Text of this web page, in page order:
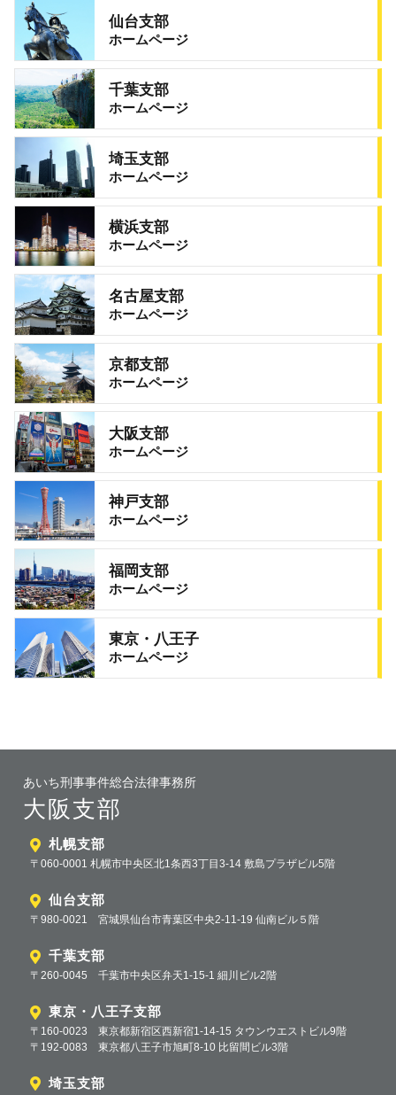
仙台支部
ホームページ
千葉支部
ホームページ
埼玉支部
ホームページ
横浜支部
ホームページ
名古屋支部
ホームページ
京都支部
ホームページ
大阪支部
ホームページ
神戸支部
ホームページ
福岡支部
ホームページ
東京・八王子
ホームページ
あいち刑事事件総合法律事務所
大阪支部
札幌支部
〒060-0001 札幌市中央区北1条西3丁目3-14 敷島プラザビル5階
仙台支部
〒980-0021 宮城県仙台市青葉区中央2-11-19 仙南ビル５階
千葉支部
〒260-0045 千葉市中央区弁天1-15-1 細川ビル2階
東京・八王子支部
〒160-0023 東京都新宿区西新宿1-14-15 タウンウエストビル9階
〒192-0083 東京都八王子市旭町8-10 比留間ビル3階
埼玉支部